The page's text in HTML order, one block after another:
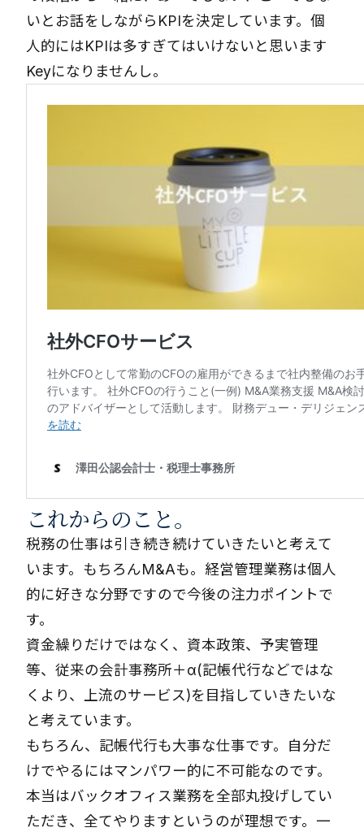
いとお話をしながらKPIを決定しています。個
人的にはKPIは多すぎてはいけないと思います
Keyになりませんし。
これからのこと。
税務の仕事は引き続き続けていきたいと考えて
います。もちろんM&Aも。経営管理業務は個人
的に好きな分野ですので今後の注力ポイントで
す。
資金繰りだけではなく、資本政策、予実管理
等、従来の会計事務所＋α(記帳代行などではな
くより、上流のサービス)を目指していきたいな
と考えています。
もちろん、記帳代行も大事な仕事です。自分だ
けでやるにはマンパワー的に不可能なのです。
本当はバックオフィス業務を全部丸投げしてい
ただき、全てやりますというのが理想です。一